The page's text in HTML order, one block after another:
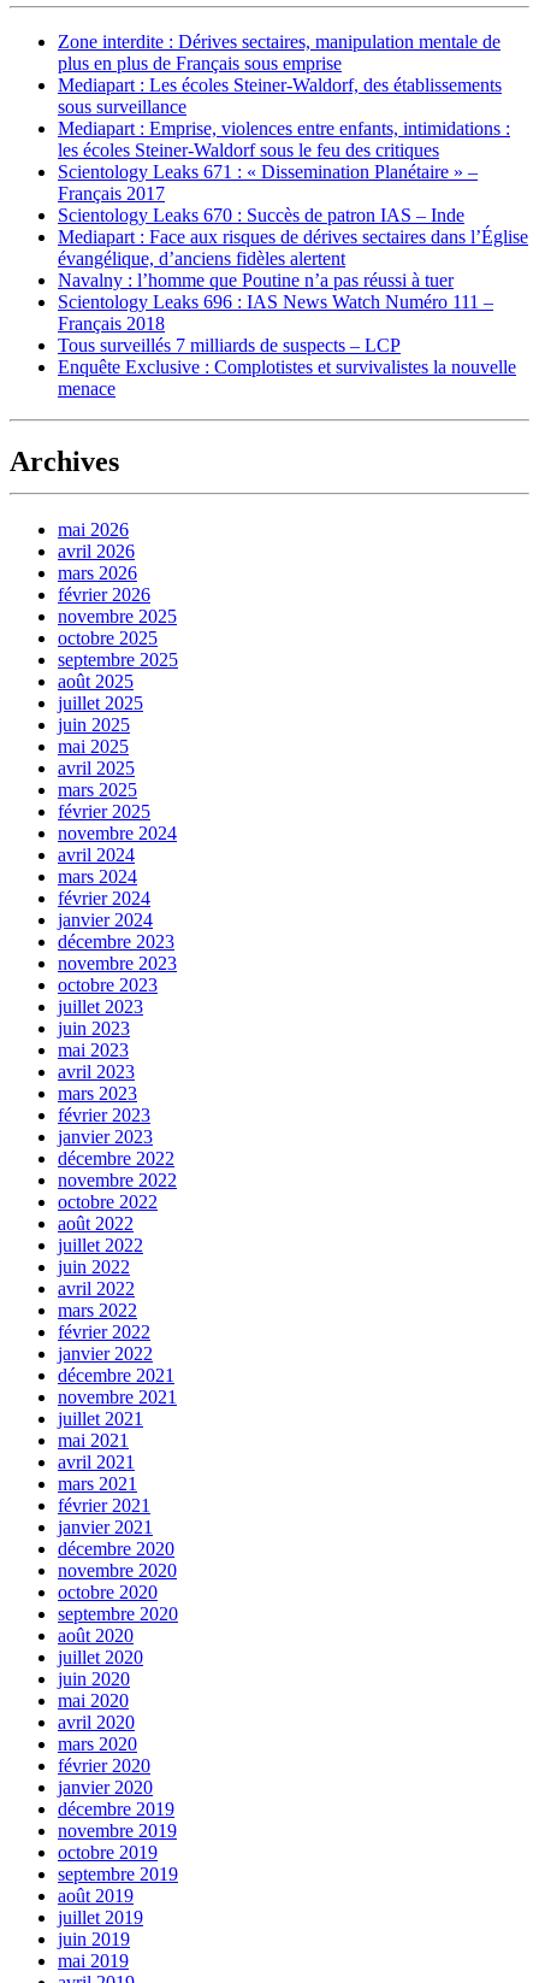
Zone interdite : Dérives sectaires, manipulation mentale de
plus en plus de Français sous emprise
Mediapart : Les écoles Steiner-Waldorf, des établissements
sous surveillance
Mediapart : Emprise, violences entre enfants, intimidations :
les écoles Steiner-Waldorf sous le feu des critiques
Scientology Leaks 671 : « Dissemination Planétaire » –
Français 2017
Scientology Leaks 670 : Succès de patron IAS – Inde
Mediapart : Face aux risques de dérives sectaires dans l’Église
évangélique, d’anciens fidèles alertent
Navalny : l’homme que Poutine n’a pas réussi à tuer
Scientology Leaks 696 : IAS News Watch Numéro 111 –
Français 2018
Tous surveillés 7 milliards de suspects – LCP
Enquête Exclusive : Complotistes et survivalistes la nouvelle
menace
Archives
mai 2026
avril 2026
mars 2026
février 2026
novembre 2025
octobre 2025
septembre 2025
août 2025
juillet 2025
juin 2025
mai 2025
avril 2025
mars 2025
février 2025
novembre 2024
avril 2024
mars 2024
février 2024
janvier 2024
décembre 2023
novembre 2023
octobre 2023
juillet 2023
juin 2023
mai 2023
avril 2023
mars 2023
février 2023
janvier 2023
décembre 2022
novembre 2022
octobre 2022
août 2022
juillet 2022
juin 2022
avril 2022
mars 2022
février 2022
janvier 2022
décembre 2021
novembre 2021
juillet 2021
mai 2021
avril 2021
mars 2021
février 2021
janvier 2021
décembre 2020
novembre 2020
octobre 2020
septembre 2020
août 2020
juillet 2020
juin 2020
mai 2020
avril 2020
mars 2020
février 2020
janvier 2020
décembre 2019
novembre 2019
octobre 2019
septembre 2019
août 2019
juillet 2019
juin 2019
mai 2019